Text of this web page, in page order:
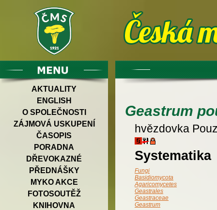
AKTUALITY
ENGLISH
O SPOLEČNOSTI
ZÁJMOVÁ USKUPENÍ
ČASOPIS
PORADNA
DŘEVOKAZNÉ
PŘEDNÁŠKY
MYKO AKCE
FOTOSOUTĚŽ
KNIHOVNA
Geastrum
hvězdovka
Systematika
Fungi
Basidiomycota
Agaricomycetes
Geastrales
Geastraceae
Geastrum